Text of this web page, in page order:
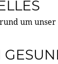
um unser